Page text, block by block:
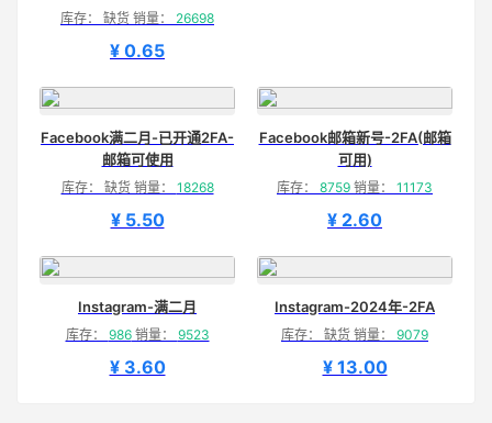
库存： 缺货 销量： 26698
¥ 0.65
Facebook满二月-已开通2FA-
邮箱可使用
库存： 缺货 销量： 18268
¥ 5.50
Facebook邮箱新号-2FA(邮箱
可用)
库存： 8759 销量： 11173
¥ 2.60
Instagram-满二月
库存： 986销量： 9523
¥ 3.60
Instagram-2024年-2FA
库存： 缺货 销量： 9079
¥ 13.00